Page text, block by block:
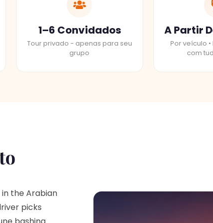
1–6 Convidados
Tour privado - apenas para seu
grupo
A Partir
Por veículo
com
in the Arabian
picks